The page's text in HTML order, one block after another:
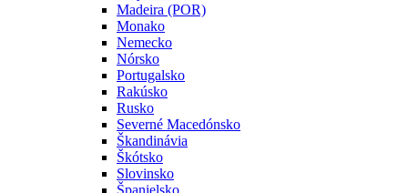
Madeira (POR)
Monako
Nemecko
Nórsko
Portugalsko
Rakúsko
Rusko
Severné Macedónsko
Škandinávia
Škótsko
Slovinsko
Španielsko